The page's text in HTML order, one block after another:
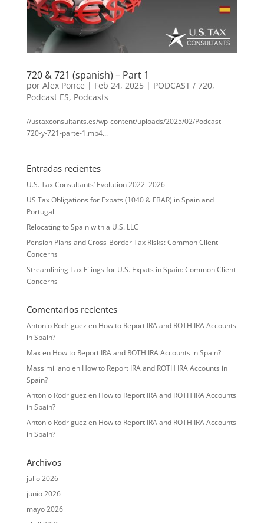
720 & 721 (spanish) – Part 1
por Alex Ponce | Feb 24, 2025| PODCAST / 720,
Podcast ES, Podcasts
//ustaxconsultants.es/wp-content/uploads/2025/02/Podcast-
720-y-721-parte-1.mp4...
Entradas recientes
U.S. Tax Consultants’ Evolution 2022–2026
US Tax Obligations for Expats (1040 & FBAR) in Spain and
Portugal
Relocating to Spain with a U.S. LLC
Pension Plans and Cross-Border Tax Risks: Common Client
Concerns
Streamlining Tax Filings for U.S. Expats in Spain: Common Client
Concerns
Comentarios recientes
Antonio Rodriguez en How to Report IRA and ROTH IRA Accounts
in Spain?
Maxen How to Report IRA and ROTH IRA Accounts in Spain?
Massimilianoen How to Report IRA and ROTH IRA Accounts in
Spain?
Antonio Rodriguez en How to Report IRA and ROTH IRA Accounts
in Spain?
Antonio Rodriguez en How to Report IRA and ROTH IRA Accounts
in Spain?
Archivos
julio 2026
junio 2026
mayo 2026